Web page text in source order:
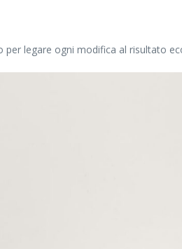
legare ogni modifica al risultato